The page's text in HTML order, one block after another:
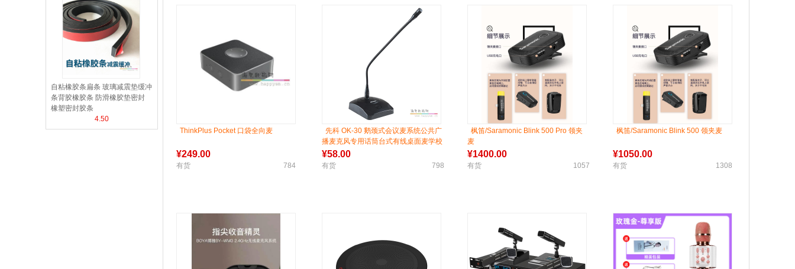
自粘橡胶条扁条 玻璃减震垫缓冲
条背胶橡胶条 防滑橡胶垫密封
橡塑密封胶条
4.50
ThinkPlus Pocket 口袋全向麦
¥249.00
有货 784
先科 OK-30 鹅颈式会议麦系统公共广
播麦克风专用话筒台式有线桌面麦学校
演讲超市喊话台式一拖二无线电容麦
¥58.00
有货 798
枫笛/Saramonic Blink 500 Pro 领夹
麦
¥1400.00
有货 1057
枫笛/Saramonic Blink 500 领夹麦
¥1050.00
有货 1308